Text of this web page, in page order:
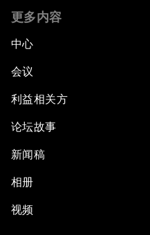
更多内容
中心
会议
利益相关方
论坛故事
新闻稿
相册
视频